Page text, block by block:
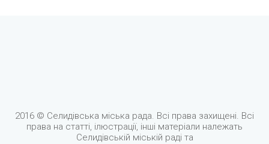
2016 © Селидівська міська рада. Всі права захищені. Всі
права на статті, ілюстрації, інші матеріали належать
Селидівській міській раді та